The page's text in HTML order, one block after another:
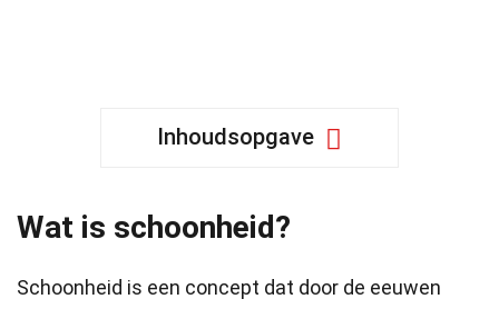
Inhoudsopgave
Wat is schoonheid?
Schoonheid is een concept dat door de eeuwen